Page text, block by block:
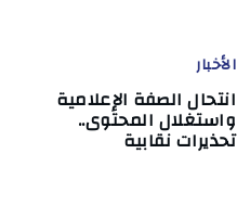
الأخبار
انتحال الصفة الإعلامية
واستغلال المحتوى..
تحذيرات نقابية